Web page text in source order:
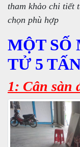
tham khảo chi tiết
chọn phù hợp
MỘT SỐ
TỬ 5
1: Cân sàn